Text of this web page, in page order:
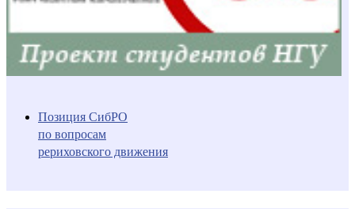
Позиция СибРО
по вопросам
рериховского движения